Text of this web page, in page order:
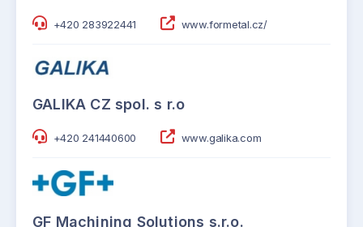
+420 283922441 www.formetal.cz/
GALIKA CZ spol. s r.o
+420 241440600 www.galika.com
GF Machining Solutions s.r.o.